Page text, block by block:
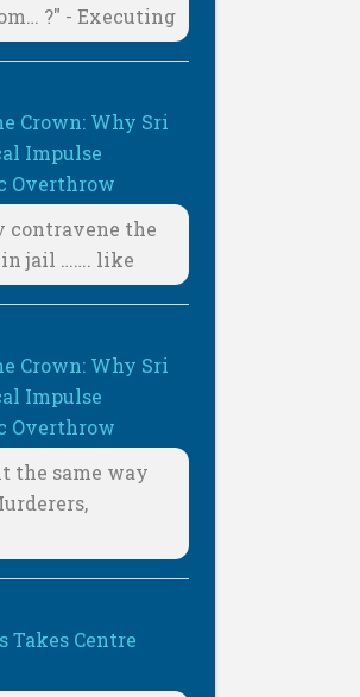
?" - Executing
Crown: Why Sri
Impulse
Overthrow
contravene the
in jail ……. like
Crown: Why Sri
Impulse
Overthrow
the same way
Takes Centre